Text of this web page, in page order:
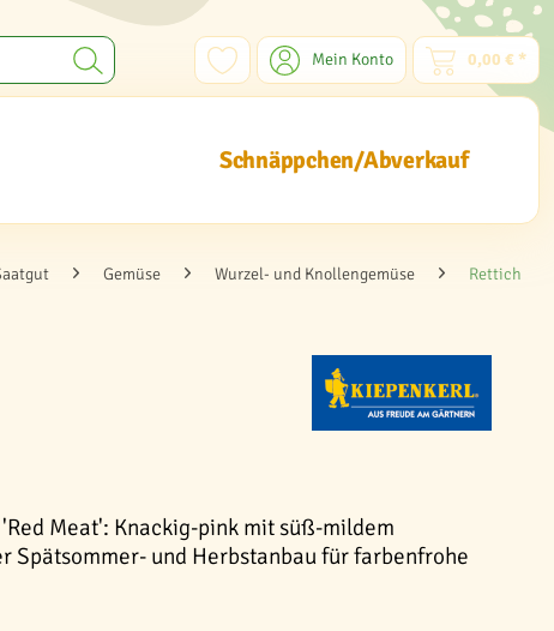
Mein Konto 0,00 € *
Schnäppchen/Abverkauf
Gemüse Wurzel- und Knollengemüse Rettich
Meat': Knackig-pink mit süß-mildem
Spätsommer- und Herbstanbau für farbenfrohe